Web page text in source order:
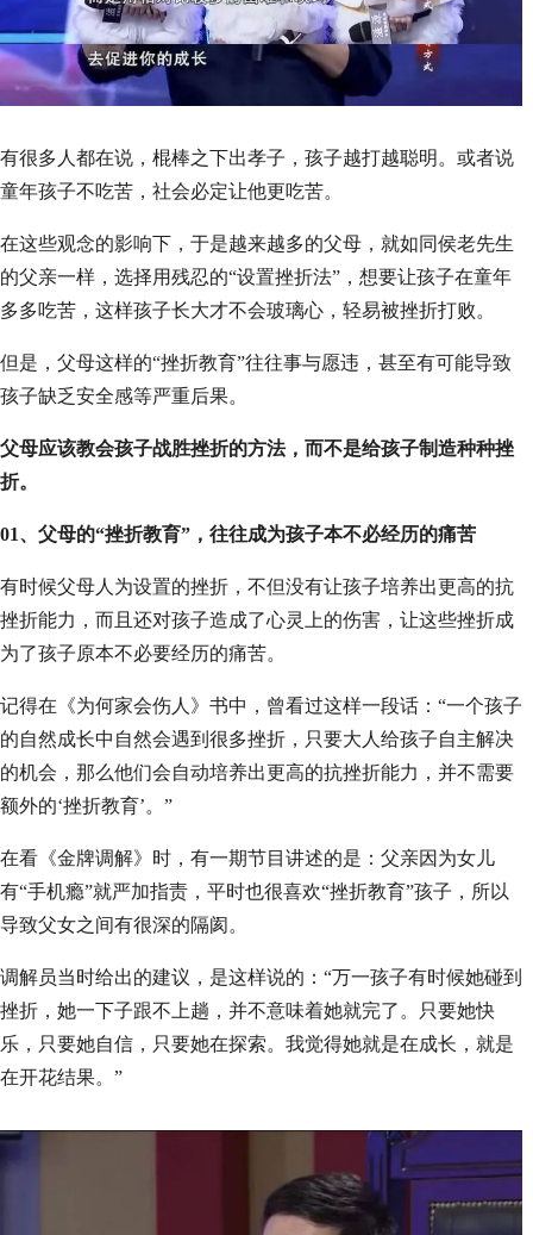
有很多人都在说，棍棒之下出孝子，孩子越打越聪明。或者说
童年孩子不吃苦，社会必定让他更吃苦。
在这些观念的影响下，于是越来越多的父母，就如同侯老先生
的父亲一样，选择用残忍的“设置挫折法”，想要让孩子在童年
多多吃苦，这样孩子长大才不会玻璃心，轻易被挫折打败。
但是，父母这样的“挫折教育”往往事与愿违，甚至有可能导致
孩子缺乏安全感等严重后果。
父母应该教会孩子战胜挫折的方法，而不是给孩子制造种种挫
折。
01、父母的“挫折教育”，往往成为孩子本不必经历的痛苦
有时候父母人为设置的挫折，不但没有让孩子培养出更高的抗
挫折能力，而且还对孩子造成了心灵上的伤害，让这些挫折成
为了孩子原本不必要经历的痛苦。
记得在《为何家会伤人》书中，曾看过这样一段话：“一个孩子
的自然成长中自然会遇到很多挫折，只要大人给孩子自主解决
的机会，那么他们会自动培养出更高的抗挫折能力，并不需要
额外的‘挫折教育’。”
在看《金牌调解》时，有一期节目讲述的是：父亲因为女儿
有“手机瘾”就严加指责，平时也很喜欢“挫折教育”孩子，所以
导致父女之间有很深的隔阂。
调解员当时给出的建议，是这样说的：“万一孩子有时候她碰到
挫折，她一下子跟不上趟，并不意味着她就完了。只要她快
乐，只要她自信，只要她在探索。我觉得她就是在成长，就是
在开花结果。”